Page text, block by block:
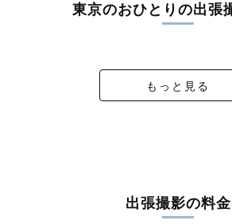
東京のおひとりの出張
もっと見る
出張撮影の料金